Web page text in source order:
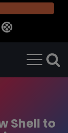
Shell to